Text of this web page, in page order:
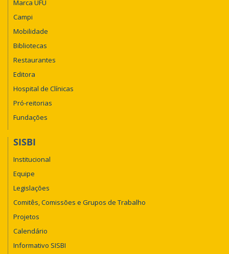
Marca UFU
Campi
Mobilidade
Bibliotecas
Restaurantes
Editora
Hospital de Clínicas
Pró-reitorias
Fundações
SISBI
Institucional
Equipe
Legislações
Comitês, Comissões e Grupos de Trabalho
Projetos
Calendário
Informativo SISBI